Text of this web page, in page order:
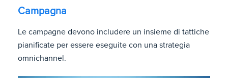
Campagna
Le campagne devono includere un insieme di tattiche
pianificate per essere eseguite con una strategia
omnichannel.